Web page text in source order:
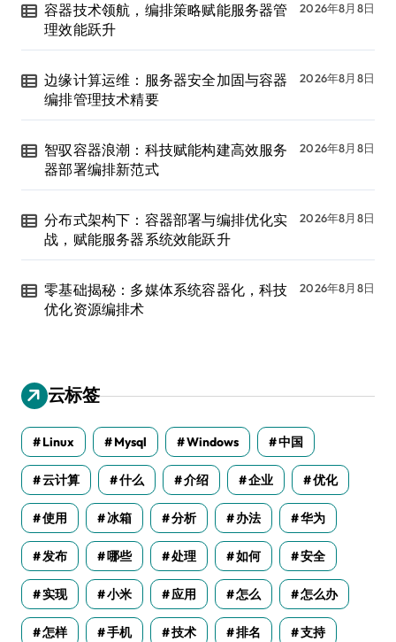
容器技术领航，编排策略赋能服务器管
理效能跃升
2026年8月8日
边缘计算运维：服务器安全加固与容器
编排管理技术精要
2026年8月8日
智驭容器浪潮：科技赋能构建高效服务
器部署编排新范式
2026年8月8日
分布式架构下：容器部署与编排优化实
战，赋能服务器系统效能跃升
2026年8月8日
零基础揭秘：多媒体系统容器化，科技
优化资源编排术
2026年8月8日
云标签
Linux Mysql Windows 中国
云计算 什么 介绍 企业 优化
使用 冰箱 分析 办法 华为
发布 哪些 处理 如何 安全
实现 小米 应用 怎么 怎么办
怎样 手机 技术 排名 支持